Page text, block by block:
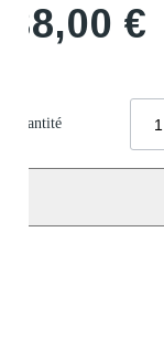
38,00 €
Quantité